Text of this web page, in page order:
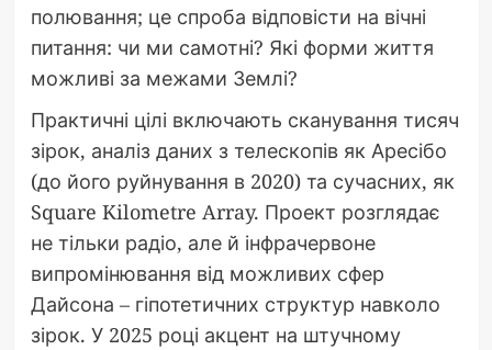
полювання; це спроба відповісти на вічні
питання: чи ми самотні? Які форми життя
можливі за межами Землі?
Практичні цілі включають сканування тисяч
зірок, аналіз даних з телескопів як Аресібо
(до його руйнування в 2020) та сучасних, як
Square Kilometre Array. Проект розглядає
не тільки радіо, але й інфрачервоне
випромінювання від можливих сфер
Дайсона – гіпотетичних структур навколо
зірок. У 2025 році акцент на штучному